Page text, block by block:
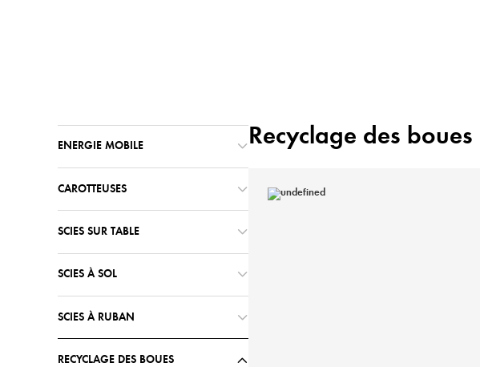
ENERGIE MOBILE
CAROTTEUSES
SCIES SUR TABLE
SCIES À SOL
SCIES À RUBAN
RECYCLAGE DES BOUES
Recyclage des boues